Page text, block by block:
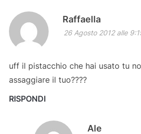
Raffaella
26 Agosto 2012 alle
uff il pistacchio che hai usato tu
assaggiare il tuo????
RISPONDI
Ale